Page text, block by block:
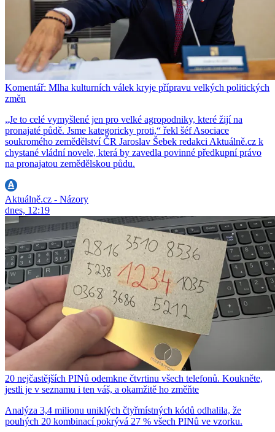
Komentář: Mlha kulturních válek kryje přípravu velkých politických
změn
„Je to celé vymyšlené jen pro velké agropodniky, které žijí na
pronajaté půdě. Jsme kategoricky proti,“ řekl šéf Asociace
soukromého zemědělství ČR Jaroslav Šebek redakci Aktuálně.cz k
chystané vládní novele, která by zavedla povinné předkupní právo
na pronajatou zemědělskou půdu.
Aktuálně.cz - Názory
dnes, 12:19
20 nejčastějších PINů odemkne čtvrtinu všech telefonů. Koukněte,
jestli je v seznamu i ten váš, a okamžitě ho změňte
Analýza 3,4 milionu uniklých čtyřmístných kódů odhalila, že
pouhých 20 kombinací pokrývá 27 % všech PINů ve vzorku.